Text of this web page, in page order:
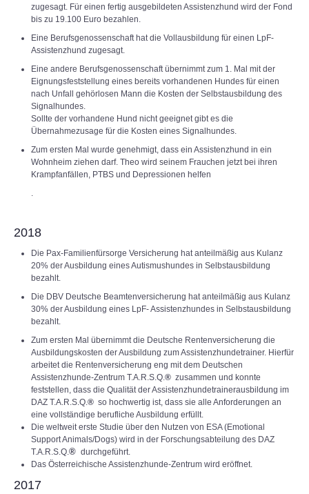
zugesagt. Für einen fertig ausgebildeten Assistenzhund wird der Fond
bis zu 19.100 Euro bezahlen.
Eine Berufsgenossenschaft hat die Vollausbildung für einen LpF-
Assistenzhund zugesagt.
Eine andere Berufsgenossenschaft übernimmt zum 1. Mal mit der
Eignungsfeststellung eines bereits vorhandenen Hundes für einen
nach Unfall gehörlosen Mann die Kosten der Selbstausbildung des
Signalhundes.
Sollte der vorhandene Hund nicht geeignet gibt es die
Übernahmezusage für die Kosten eines Signalhundes.
Zum ersten Mal wurde genehmigt, dass ein Assistenzhund in ein
Wohnheim ziehen darf. Theo wird seinem Frauchen jetzt bei ihren
Krampfanfällen, PTBS und Depressionen helfen
.
2018
Die Pax-Familienfürsorge Versicherung hat anteilmäßig aus Kulanz
20% der Ausbildung eines Autismushundes in Selbstausbildung
bezahlt.
Die DBV Deutsche Beamtenversicherung hat anteilmäßig aus Kulanz
30% der Ausbildung eines LpF- Assistenzhundes in Selbstausbildung
bezahlt.
Zum ersten Mal übernimmt die Deutsche Rentenversicherung die
Ausbildungskosten der Ausbildung zum Assistenzhundetrainer. Hierfür
arbeitet die Rentenversicherung eng mit dem Deutschen
Assistenzhunde-Zentrum T.A.R.S.Q.® zusammen und konnte
feststellen, dass die Qualität der Assistenzhundetrainerausbildung im
DAZ T.A.R.S.Q.® so hochwertig ist, dass sie alle Anforderungen an
eine vollständige berufliche Ausbildung erfüllt.
Die weltweit erste Studie über den Nutzen von ESA (Emotional
Support Animals/Dogs) wird in der Forschungsabteilung des DAZ
T.A.R.S.Q.® durchgeführt.
Das Österreichische Assistenzhunde-Zentrum wird eröffnet.
2017